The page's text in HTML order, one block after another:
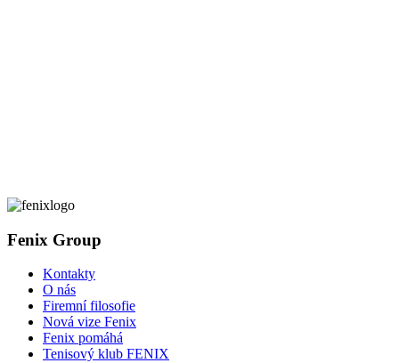
Fenix Group
Kontakty
O nás
Firemní filosofie
Nová vize Fenix
Fenix pomáhá
Tenisový klub FENIX